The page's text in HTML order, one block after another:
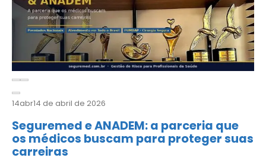
14abr14 de abril de 2026
Seguremed e ANADEM: a parceria que
os médicos buscam para proteger suas
carreiras